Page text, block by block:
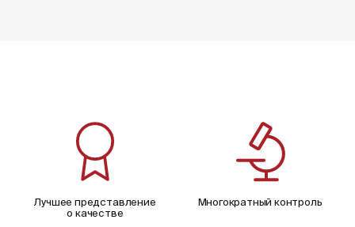
Лучшее представление
о качестве
Многократный контроль